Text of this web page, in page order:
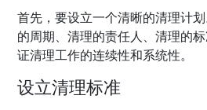
首先，要设立一个清晰的清理计
的周期、清理的责任人、清理的
证清理工作的连续性和系统性。
设立清理标准